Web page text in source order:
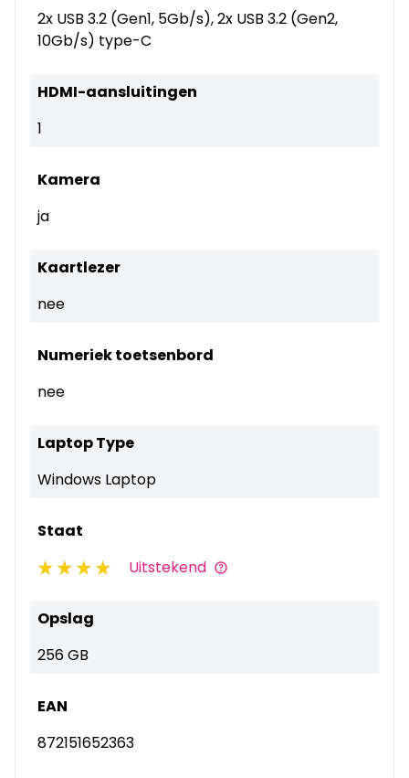
2x USB 3.2 (Gen1, 5Gb/s), 2x USB 3.2 (Gen2,
10Gb/s) type-C
HDMI-aansluitingen
1
Kamera
ja
Kaartlezer
nee
Numeriek toetsenbord
nee
Laptop Type
Windows Laptop
Staat
Uitstekend
Opslag
256 GB
EAN
872151652363